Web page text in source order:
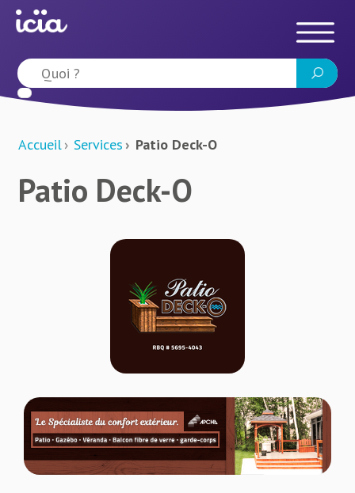
Accueil Services Patio Deck-O
Patio Deck-O